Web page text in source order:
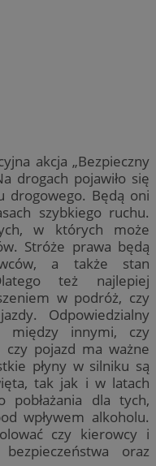
akcja „Bezpieczny
drogach pojawiło się
drogowego. Będą oni
szybkiego ruchu.
w których może
Stróże prawa będą
a także stan
też najlepiej
w podróż, czy
Odpowiedzialny
między innymi, czy
czy pojazd ma ważne
płyny w silniku są
tak jak i w latach
pobłażania dla tych,
wpływem alkoholu.
czy kierowcy i
oraz